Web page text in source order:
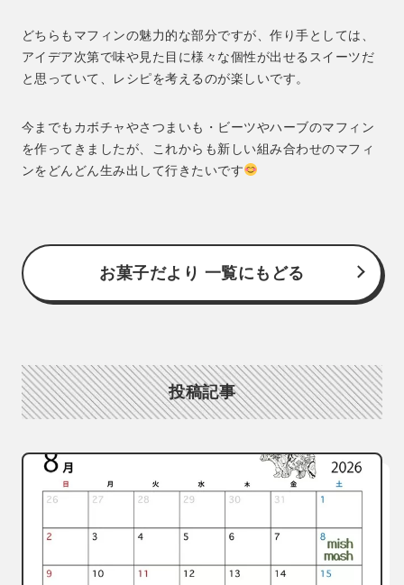
どちらもマフィンの魅力的な部分ですが、作り手としては、
アイデア次第で味や見た目に様々な個性が出せるスイーツだ
と思っていて、レシピを考えるのが楽しいです。
今までもカボチャやさつまいも・ビーツやハーブのマフィン
を作ってきましたが、これからも新しい組み合わせのマフィ
ンをどんどん生み出して行きたいです
お菓子だより 一覧にもどる
投稿記事